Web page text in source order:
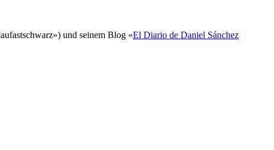
und seinem Blog «El Diario de Daniel Sánchez